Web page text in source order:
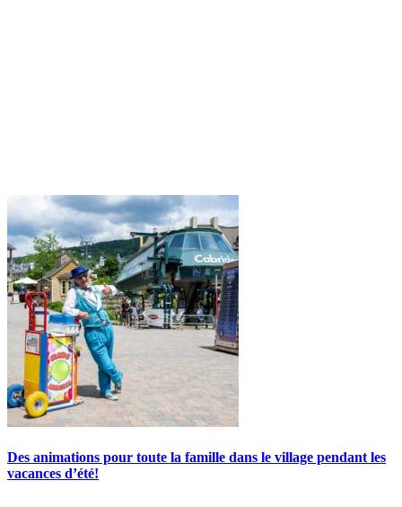
Des animations pour toute la famille dans le village pendant les
vacances d’été!